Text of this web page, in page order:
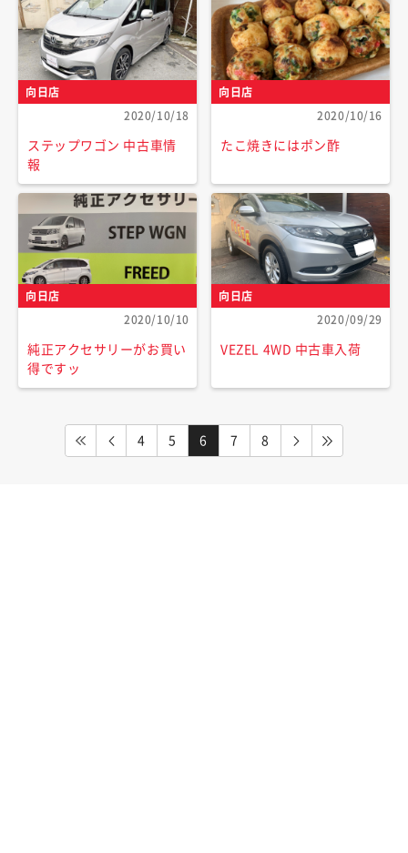
向日店
2020/10/18
ステップワゴン 中古車情
報
向日店
2020/10/16
たこ焼きにはポン酢
向日店
2020/10/10
純正アクセサリーがお買い
得ですッ
向日店
2020/09/29
VEZEL 4WD 中古車入荷
4 5 6 7 8